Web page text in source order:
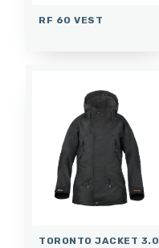
RF 60 VEST
TORONTO JACKET 3.0